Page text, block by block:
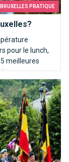
BRUXELLES PRATIQUE
pour le lunch,
meilleures